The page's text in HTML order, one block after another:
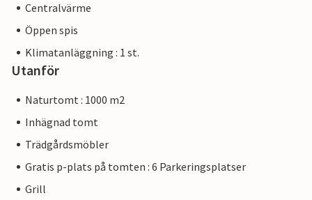
Centralvärme
Öppen spis
Klimatanläggning : 1 st.
Utanför
Naturtomt : 1000 m2
Inhägnad tomt
Trädgårdsmöbler
Gratis p-plats på tomten : 6 Parkeringsplatser
Grill